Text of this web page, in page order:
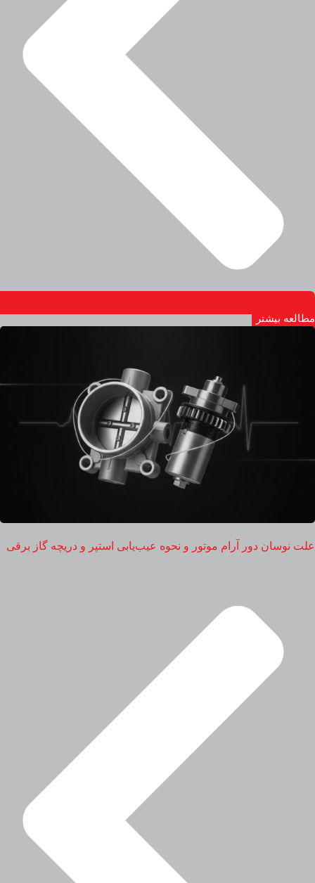
مطالعه بیشتر
علت نوسان دور آرام موتور و نحوه عیب‌یابی استپر و دریچه گاز برقی